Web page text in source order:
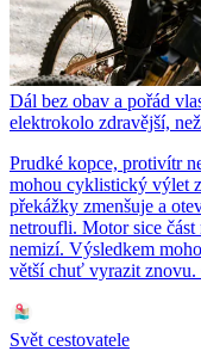
Dál bez obav a pořád
elektrokolo zdravější,
Prudké kopce, protivítr
mohou cyklistický výlet
překážky zmenšuje a
netroufli. Motor sice
nemizí. Výsledkem
větší chuť vyrazit znovu.
Svět cestovatele